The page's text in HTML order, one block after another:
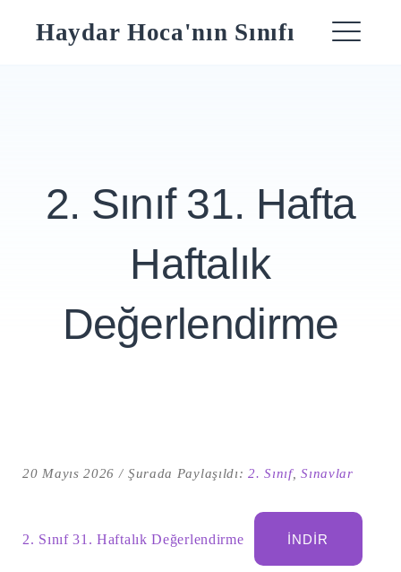
Haydar Hoca'nın Sınıfı
2. Sınıf 31. Hafta
Haftalık
Değerlendirme
20 Mayıs 2026 Şurada Paylaşıldı:2. Sınıf,Sınavlar
2. Sınıf 31. Haftalık Değerlendirme İNDIR